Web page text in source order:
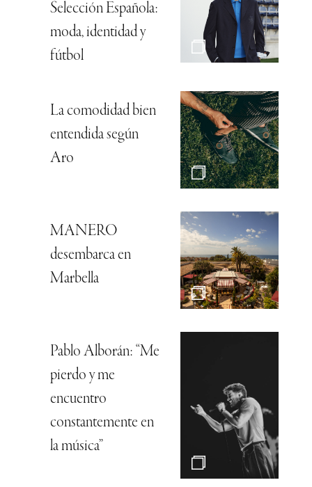
Selección Española:
moda, identidad y
fútbol
La comodidad bien
entendida según
Aro
MANERO
desembarca en
Marbella
Pablo Alborán: “Me
pierdo y me
encuentro
constantemente en
la música”